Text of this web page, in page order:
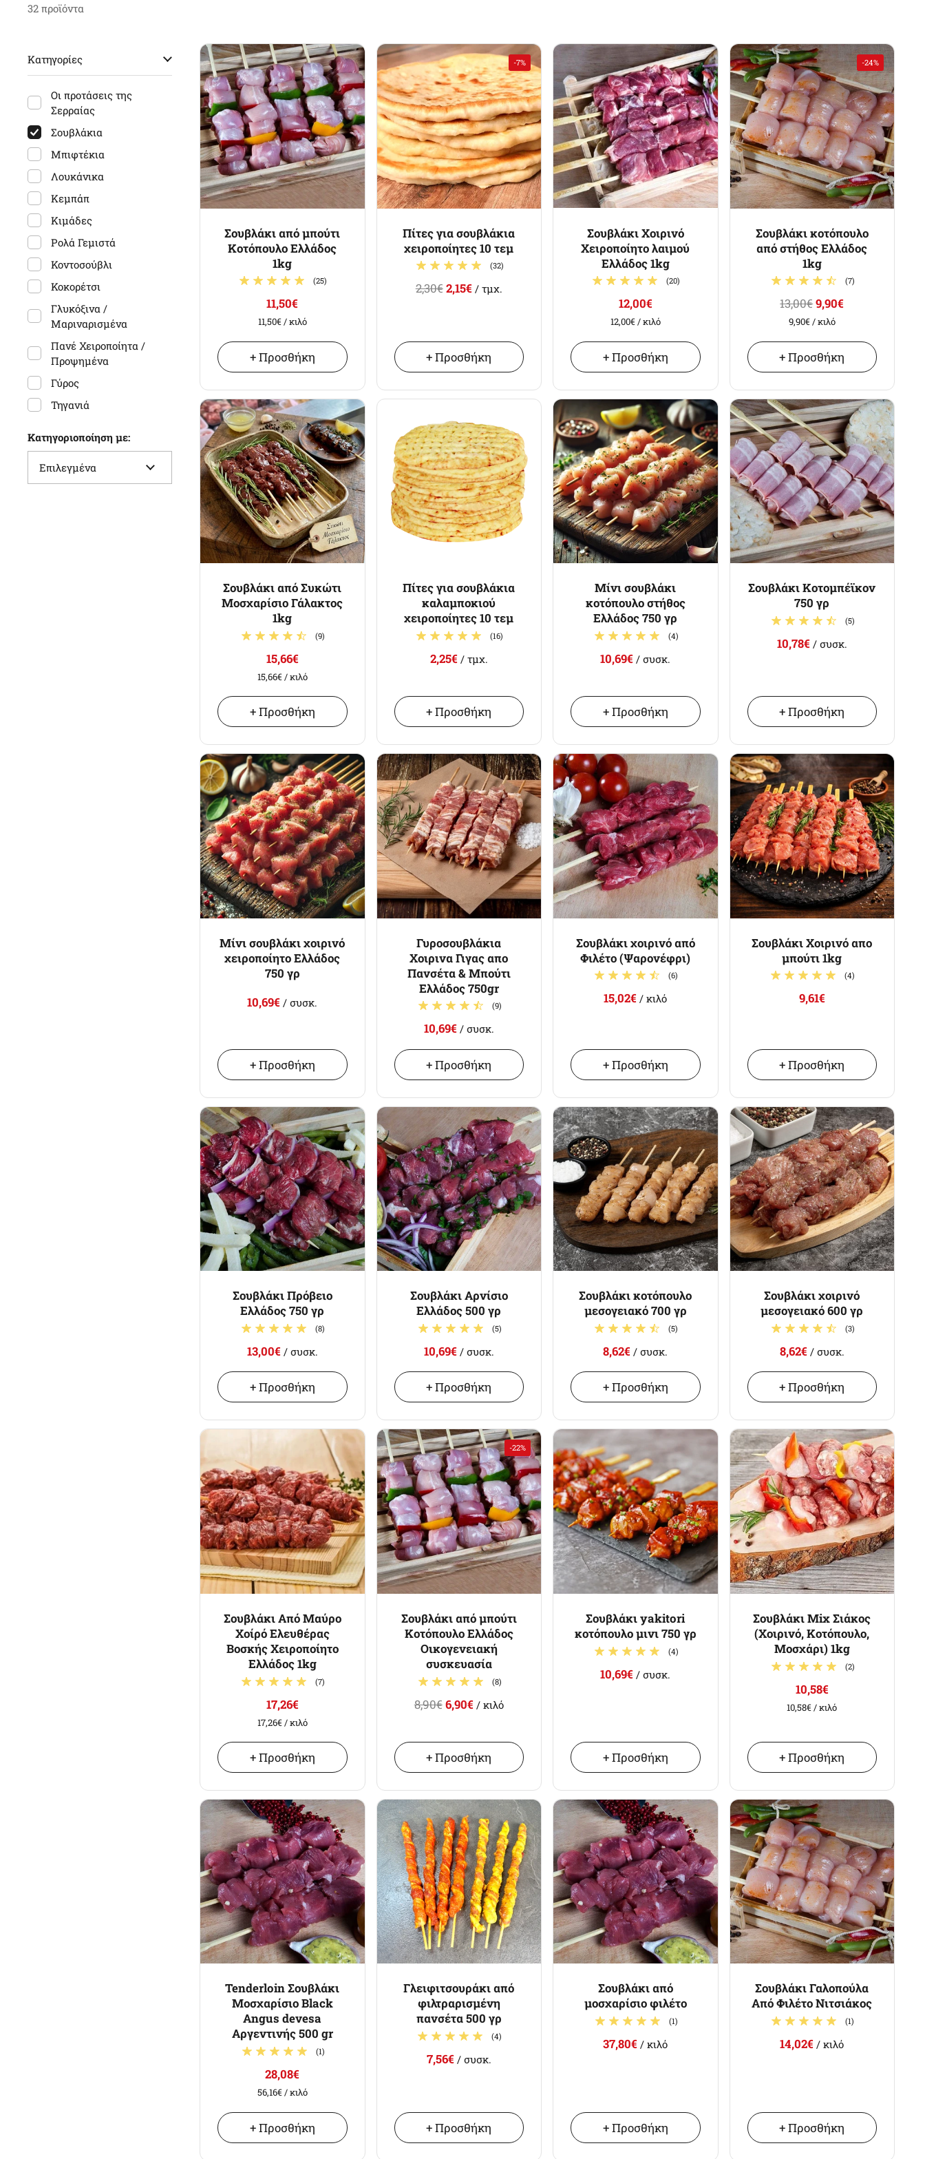
32 προϊόντα
Κατηγορίες
Οι προτάσεις της
Σερραίας
Σουβλάκια
Μπιφτέκια
Λουκάνικα
Κεμπάπ
Κιμάδες
Ρολά Γεμιστά
Κοντοσούβλι
Κοκορέτσι
Γλυκόξινα /
Μαριναρισμένα
Πανέ Χειροποίητα /
Προψημένα
Γύρος
Τηγανιά
Καπνιστά
Μπαχαρικά
Κατηγοριοποίηση με:
Σουβλάκι από μπούτι
Κοτόπουλο Ελλάδος
1kg
(25)
11,50€
11,50€/ κιλό
+ Προσθήκη
Πίτες για σουβλάκια
χειροποίητες 10 τεμ
(32)
2,30€2,15€ / τμχ.
+ Προσθήκη
-7%
Σουβλάκι Χοιρινό
Χειροποίητο λαιμού
Ελλάδος 1kg
(20)
12,00€
12,00€/ κιλό
+ Προσθήκη
Σουβλάκι κοτόπουλο
από στήθος Ελλάδος
1kg
(7)
13,00€9,90€
9,90€/ κιλό
+ Προσθήκη
-24%
Σουβλάκι από Συκώτι
Μοσχαρίσιο Γάλακτος
1kg
(9)
15,66€
15,66€/ κιλό
+ Προσθήκη
Πίτες για σουβλάκια
καλαμποκιού
χειροποίητες 10 τεμ
(16)
2,25€ / τμχ.
+ Προσθήκη
Μίνι σουβλάκι
κοτόπουλο στήθος
Ελλάδος 750 γρ
(4)
10,69€/ συσκ.
+ Προσθήκη
Σουβλάκι Κοτομπέϊκον
750 γρ
(5)
10,78€ / συσκ.
+ Προσθήκη
Μίνι σουβλάκι χοιρινό
χειροποίητο Ελλάδος
750 γρ
10,69€/ συσκ.
+ Προσθήκη
Γυροσουβλάκια
Χοιρινα Γιγας απο
Πανσέτα & Μπούτι
Ελλάδος 750gr
(9)
10,69€ / συσκ.
+ Προσθήκη
Σουβλάκι χοιρινό από
Φιλέτο (Ψαρονέφρι)
(6)
15,02€/ κιλό
+ Προσθήκη
Σουβλάκι Χοιρινό απο
μπούτι 1kg
(4)
9,61€
+ Προσθήκη
Σουβλάκι Πρόβειο
Ελλάδος 750 γρ
(8)
13,00€ / συσκ.
+ Προσθήκη
Σουβλάκι Αρνίσιο
Ελλάδος 500 γρ
(5)
10,69€ / συσκ.
+ Προσθήκη
Σουβλάκι κοτόπουλο
μεσογειακό 700 γρ
(5)
8,62€/ συσκ.
+ Προσθήκη
Σουβλάκι χοιρινό
μεσογειακό 600 γρ
(3)
8,62€ / συσκ.
+ Προσθήκη
Σουβλάκι Από Μαύρο
Χοίρό Ελευθέρας
Βοσκής Χειροποίητο
Ελλάδος 1kg
(7)
17,26€
17,26€/ κιλό
+ Προσθήκη
Σουβλάκι από μπούτι
Κοτόπουλο Ελλάδος
Οικογενειακή
συσκευασία
(8)
8,90€6,90€ / κιλό
+ Προσθήκη
-22%
Σουβλάκι yakitori
κοτόπουλο μινι 750 γρ
(4)
10,69€/ συσκ.
+ Προσθήκη
Σουβλάκι Mix Σιάκος
(Χοιρινό, Κοτόπουλο,
Μοσχάρι) 1kg
(2)
10,58€
10,58€/ κιλό
+ Προσθήκη
Tenderloin Σουβλάκι
Μοσχαρίσιο Black
Angus devesa
Αργεντινής 500 gr
(1)
28,08€
56,16€/ κιλό
+ Προσθήκη
Γλειφιτσουράκι από
φιλτραρισμένη
πανσέτα 500 γρ
(4)
7,56€ / συσκ.
+ Προσθήκη
Σουβλάκι από
μοσχαρίσιο φιλέτο
(1)
37,80€/ κιλό
+ Προσθήκη
Σουβλάκι Γαλοπούλα
Από Φιλέτο Νιτσιάκος
(1)
14,02€/ κιλό
+ Προσθήκη